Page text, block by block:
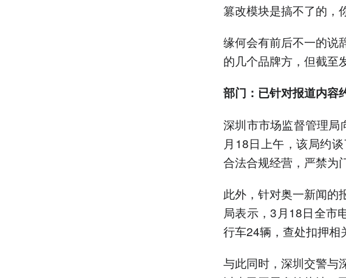
篡改模块是搞不了的，
缘何会有前后不一的说
的几个品牌方，但截至
部门：已针对报道内容
深圳市市场监督管理局
月18日上午，该局约
合法合规经营，严禁为
此外，针对奥一新闻的
局表示，3月18日全市
行车24辆，查处扣押相
与此同时，深圳交警与